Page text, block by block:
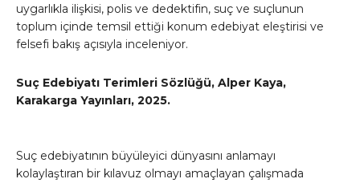
uygarlıkla ilişkisi, polis ve dedektifin, suç ve suçlunun
toplum içinde temsil ettiği konum edebiyat eleştirisi ve
felsefi bakış açısıyla inceleniyor.
Suç Edebiyatı Terimleri Sözlüğü, Alper Kaya,
Karakarga Yayınları, 2025.
Suç edebiyatının büyüleyici dünyasını anlamayı
kolaylaştıran bir kılavuz olmayı amaçlayan çalışmada